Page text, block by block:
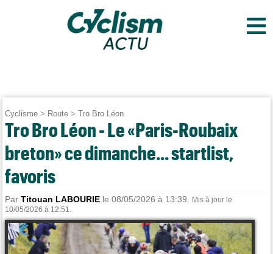
≡
Cyclisme > Route >Tro Bro Léon
Tro Bro Léon - Le «Paris-Roubaix
breton» ce dimanche... startlist,
favoris
ParTitouan LABOURIE le 08/05/2026 à 13:39.
Mis à jour le
10/05/2026 à 12:51.